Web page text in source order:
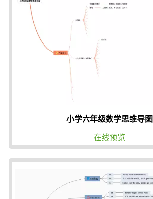
小学六年级数学思维导图
在线预览